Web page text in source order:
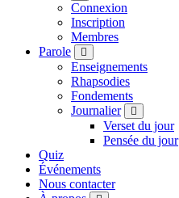
Connexion
Inscription
Membres
Parole
Enseignements
Rhapsodies
Fondements
Journalier
Verset du jour
Pensée du jour
Quiz
Événements
Nous contacter